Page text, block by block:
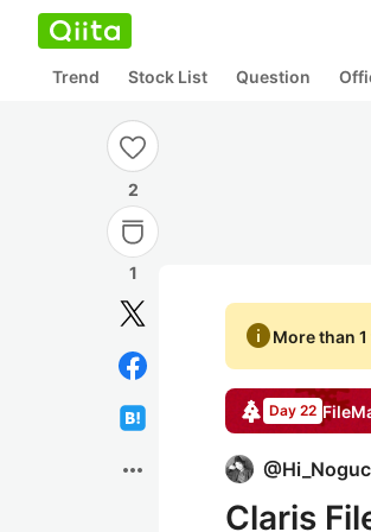
Trend Stock List Question
2
1
more_horiz
infoMore than
Day 22
@
Claris